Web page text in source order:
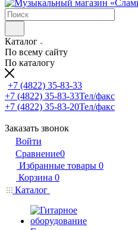
Каталог
По всему сайту
По каталогу
+7 (4822) 35-83-33
+7 (4822) 35-83-33Тел/факс
+7 (4822) 35-83-20Тел/факс
Заказать звонок
Войти
Сравнение0
Избранные товары 0
Корзина 0
Каталог